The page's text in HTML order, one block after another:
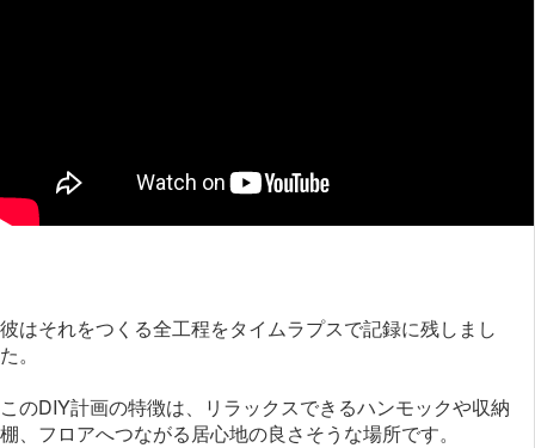
彼はそれをつくる全工程をタイムラプスで記録に残しまし
た。
このDIY計画の特徴は、リラックスできるハンモックや収納
棚、フロアへつながる居心地の良さそうな場所です。